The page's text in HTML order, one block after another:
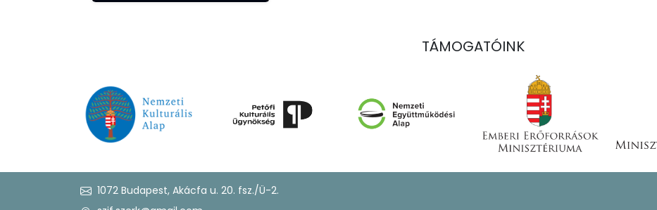
TÁMOGATÓINK
1072 Budapest, Akácfa u. 20. fsz./Ü-2.